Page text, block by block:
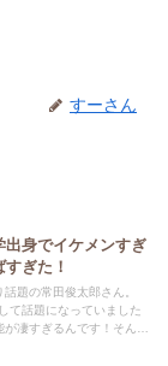
すーさん
出身でイケメンすぎ
ぎた！
題の常田俊太郎さん。
て話題になっていました
凄すぎるんです！そんな